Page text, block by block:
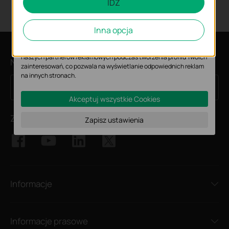
Newsletter
Znajdź nas
Informacje
Informacje prasowe
IDŹ
Inna opcja
na naszej stronie, co umożliwia poprawę i dostosowanie
wyświetlanych treści.
naszych partnerów reklamowych podczas tworzenia profilu Twoich
zainteresowań, co pozwala na wyświetlanie odpowiednich reklam
na innych stronach.
Akceptuj wszystkie Cookies
Zapisz ustawienia